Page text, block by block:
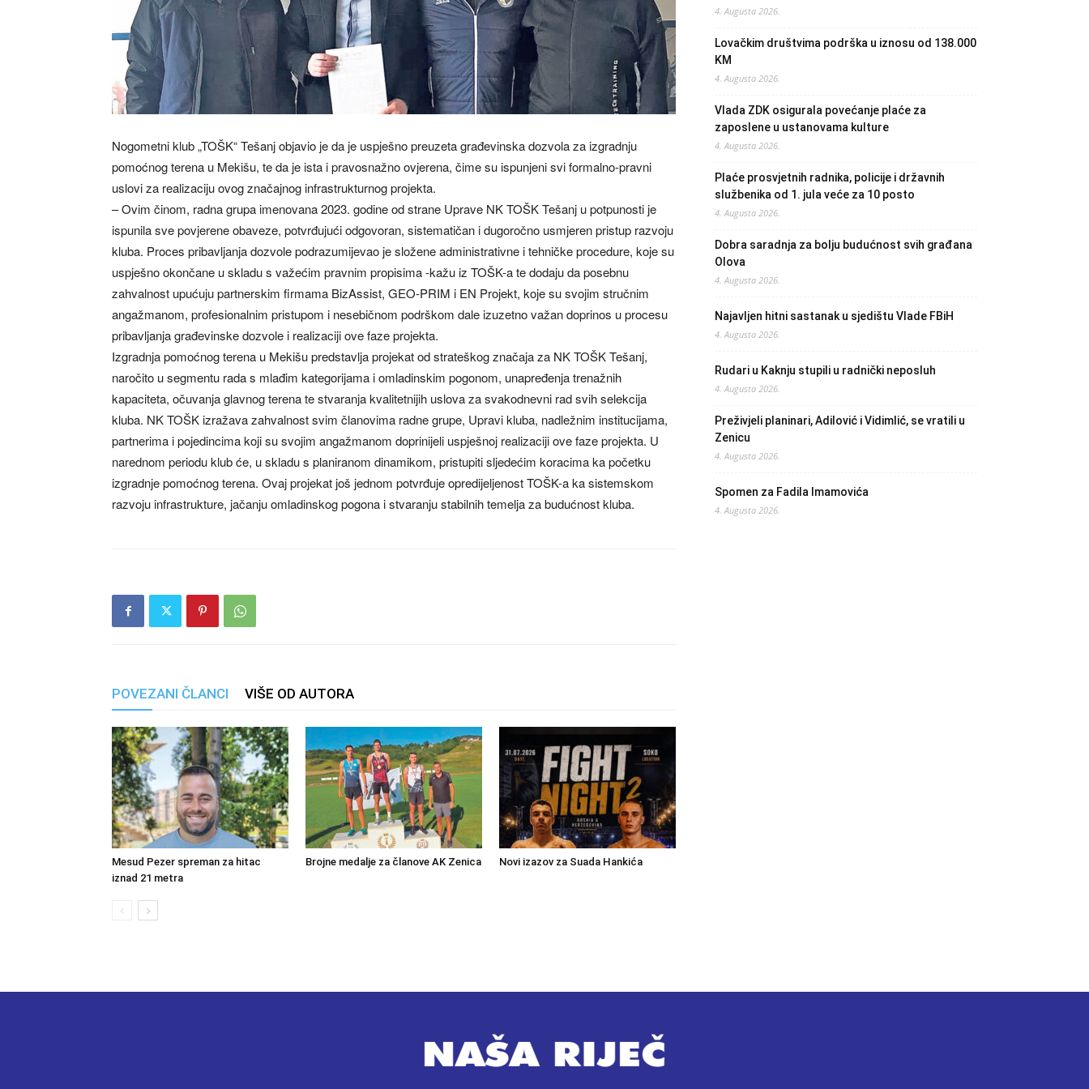
Nogometni klub „TOŠK“ Tešanj objavio je da je uspješno preuzeta građevinska dozvola za izgradnju
pomoćnog terena u Mekišu, te da je ista i pravosnažno ovjerena, čime su ispunjeni svi formalno-pravni
uslovi za realizaciju ovog značajnog infrastrukturnog projekta.
– Ovim činom, radna grupa imenovana 2023. godine od strane Uprave NK TOŠK Tešanj u potpunosti je
ispunila sve povjerene obaveze, potvrđujući odgovoran, sistematičan i dugoročno usmjeren pristup razvoju
kluba. Proces pribavljanja dozvole podrazumijevao je složene administrativne i tehničke procedure, koje su
uspješno okončane u skladu s važećim pravnim propisima -kažu iz TOŠK-a te dodaju da posebnu
zahvalnost upućuju partnerskim firmama BizAssist, GEO-PRIM i EN Projekt, koje su svojim stručnim
angažmanom, profesionalnim pristupom i nesebičnom podrškom dale izuzetno važan doprinos u procesu
pribavljanja građevinske dozvole i realizaciji ove faze projekta.
Izgradnja pomoćnog terena u Mekišu predstavlja projekat od strateškog značaja za NK TOŠK Tešanj,
naročito u segmentu rada s mlađim kategorijama i omladinskim pogonom, unapređenja trenažnih
kapaciteta, očuvanja glavnog terena te stvaranja kvalitetnijih uslova za svakodnevni rad svih selekcija
kluba. NK TOŠK izražava zahvalnost svim članovima radne grupe, Upravi kluba, nadležnim institucijama,
partnerima i pojedincima koji su svojim angažmanom doprinijeli uspješnoj realizaciji ove faze projekta. U
narednom periodu klub će, u skladu s planiranom dinamikom, pristupiti sljedećim koracima ka početku
izgradnje pomoćnog terena. Ovaj projekat još jednom potvrđuje opredijeljenost TOŠK-a ka sistemskom
razvoju infrastrukture, jačanju omladinskog pogona i stvaranju stabilnih temelja za budućnost kluba.
POVEZANI ČLANCI VIŠE OD AUTORA
Mesud Pezer spreman za hitac
iznad 21 metra
Brojne medalje za članove AK Zenica Novi izazov za Suada Hankića
4. Augusta 2026.
Lovačkim društvima podrška u iznosu od 138.000
KM
4. Augusta 2026.
Vlada ZDK osigurala povećanje plaće za
zaposlene u ustanovama kulture
4. Augusta 2026.
Plaće prosvjetnih radnika, policije i državnih
službenika od 1. jula veće za 10 posto
4. Augusta 2026.
Dobra saradnja za bolju budućnost svih građana
Olova
4. Augusta 2026.
Najavljen hitni sastanak u sjedištu Vlade FBiH
4. Augusta 2026.
Rudari u Kaknju stupili u radnički neposluh
4. Augusta 2026.
Preživjeli planinari, Adilović i Vidimlić, se vratili u
Zenicu
4. Augusta 2026.
Spomen za Fadila Imamovića
4. Augusta 2026.